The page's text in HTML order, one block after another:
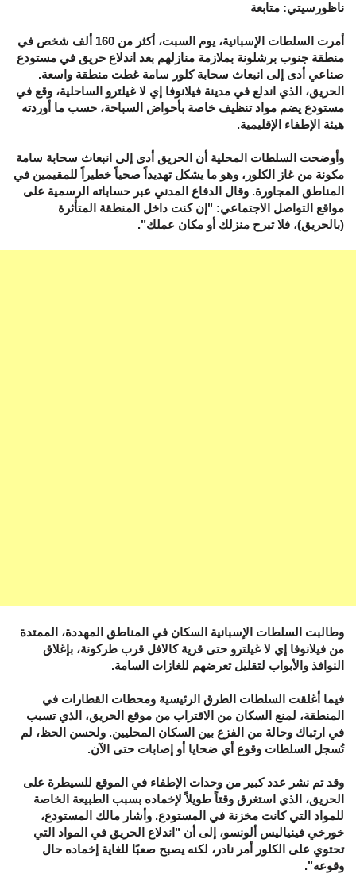
ناظورسيتي: متابعة
أمرت السلطات الإسبانية، يوم السبت، أكثر من 160 ألف شخص في
منطقة جنوب برشلونة بملازمة منازلهم بعد اندلاع حريق في مستودع
صناعي أدى إلى انبعاث سحابة كلور سامة غطت منطقة واسعة.
الحريق، الذي اندلع في مدينة فيلانوفا إي لا غيلترو الساحلية، وقع في
مستودع يضم مواد تنظيف خاصة بأحواض السباحة، حسب ما أوردته
هيئة الإطفاء الإقليمية.
وأوضحت السلطات المحلية أن الحريق أدى إلى انبعاث سحابة سامة
مكونة من غاز الكلور، وهو ما يشكل تهديداً صحياً خطيراً للمقيمين في
المناطق المجاورة. وقال الدفاع المدني عبر حساباته الرسمية على
مواقع التواصل الاجتماعي: "إن كنت داخل المنطقة المتأثرة
(بالحريق)، فلا تبرح منزلك أو مكان عملك".
وطالبت السلطات الإسبانية السكان في المناطق المهددة، الممتدة
من فيلانوفا إي لا غيلترو حتى قرية كالافل قرب طركونة، بإغلاق
النوافذ والأبواب لتقليل تعرضهم للغازات السامة.
فيما أغلقت السلطات الطرق الرئيسية ومحطات القطارات في
المنطقة، لمنع السكان من الاقتراب من موقع الحريق، الذي تسبب
في ارتباك وحالة من الفزع بين السكان المحليين. ولحسن الحظ، لم
تُسجل السلطات وقوع أي ضحايا أو إصابات حتى الآن.
وقد تم نشر عدد كبير من وحدات الإطفاء في الموقع للسيطرة على
الحريق، الذي استغرق وقتاً طويلاً لإخماده بسبب الطبيعة الخاصة
للمواد التي كانت مخزنة في المستودع. وأشار مالك المستودع،
خورخي فينياليس ألونسو، إلى أن "اندلاع الحريق في المواد التي
تحتوي على الكلور أمر نادر، لكنه يصبح صعبًا للغاية إخماده حال
وقوعه".